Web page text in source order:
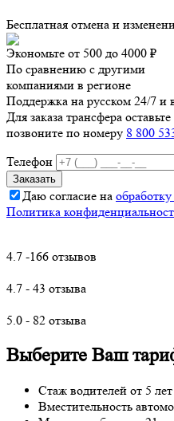
Бесплатная отмена и
Экономьте от 500 до 4000 ₽
По сравнению с другими
компаниями в регионе
Поддержка на русском 24/7 и
Для заказа трансфера
позвоните по номеру 8 800
Телефон
Даю согласие на
Политика
4.7 -166 отзывов
4.7 - 43 отзыва
5.0 - 82 отзыва
Выберите Ваш
Стаж водителей от 5 лет
Вместительность